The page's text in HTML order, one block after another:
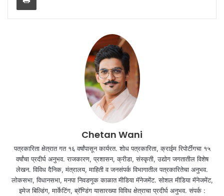
Chetan Wani
पत्रकारिता क्षेत्रात गत १६ वर्षांपासून कार्यरत. शोध पत्रकारिता, क्राईम रिपोर्टींगचा १५
वर्षांचा प्रदीर्घ अनुभव. राजकारण, प्रशासन, क्रीडा, संस्कृती, उद्योग जगतातील विशेष
लेखन. विविध दैनिक, मंत्रालय, माहिती व जनसंपर्क विभागातील पत्रकारितेचा अनुभव.
लोकसभा, विधानसभा, मनपा निवडणूक काळात मीडिया मॅनेजमेंट. सोशल मीडिया मॅनेजमेंट,
इमेज बिल्डिंग, मार्केटिंग, ब्रॅण्डिंग यासारख्या विविध क्षेत्राचा प्रदीर्घ अनुभव. संपर्क :